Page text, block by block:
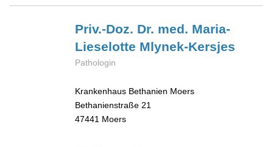
Priv.-Doz. Dr. med. Maria-
Lieselotte Mlynek-Kersjes
Pathologin
Krankenhaus Bethanien Moers
Bethanienstraße 21
47441 Moers